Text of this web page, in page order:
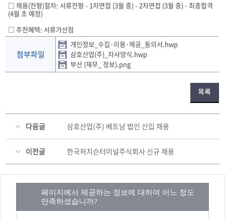
□ 채용(전형)절차: 서류전형 - 1차면접 (3월 중) - 2차면접 (3월 중) - 최종합격
(4월 초 예정)
□ 추천혜택: 서류가산점
첨부파일
개인정보_수집·이용·제공_동의서.hwp
삼호산업(주)_자사양식.hwp
부산 (재무_ 정보).png
목록
다음글 삼호산업(주) 베트남 법인 신입 채용
이전글 한국허치슨터미널주식회사 신규 채용
페이지에서 제공하는 정보에 대하여 어느 정도
만족하셨습니까?